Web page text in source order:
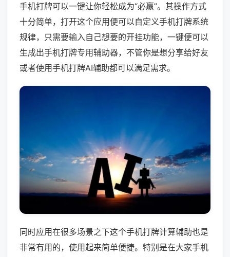
手机打牌可以一键让你轻松成为“必赢”。其操作方式
十分简单，打开这个应用便可以自定义手机打牌系统
规律，只需要输入自己想要的开挂功能，一键便可以
生成出手机打牌专用辅助器，不管你是想分享给好友
或者使用手机打牌AI辅助都可以满足需求。
同时应用在很多场景之下这个手机打牌计算辅助也是
非常有用的，使用起来简单便捷。特别是在大家手机